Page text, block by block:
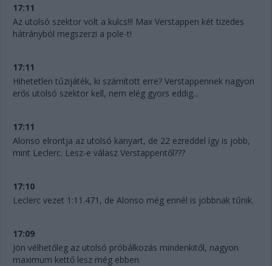
17:11
Az utolsó szektor volt a kulcs!!! Max Verstappen két tizedes
hátrányból megszerzi a pole-t!
17:11
Hihetetlen tűzijáték, ki számított erre? Verstappennek nagyon
erős utolsó szektor kell, nem elég gyors eddig...
17:11
Alonso elrontja az utolsó kanyart, de 22 ezreddel így is jobb,
mint Leclerc. Lesz-e válasz Verstappentől???
17:10
Leclerc vezet 1:11.471, de Alonso még ennél is jobbnak tűnik.
17:09
Jön vélhetőleg az utolsó próbálkozás mindenkitől, nagyon
maximum kettő lesz még ebben.